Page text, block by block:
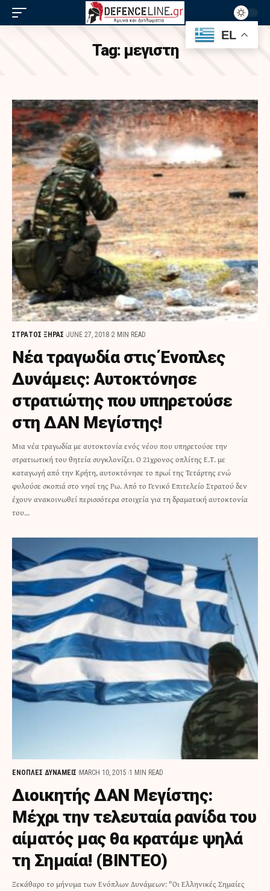
Tag: μεγιστη
ΣΤΡΑΤΟΣ ΞΗΡΑΣ JUNE 27, 2018 2 MIN READ
Νέα τραγωδία στις Ένοπλες
Δυνάμεις: Αυτοκτόνησε
στρατιώτης που υπηρετούσε
στη ΔΑΝ Μεγίστης!
Μια νέα τραγωδία με αυτοκτονία ενός νέου που υπηρετούσε την
στρατιωτική του θητεία συγκλονίζει. Ο 21χρονος οπλίτης Ε.Τ. με
καταγωγή από την Κρήτη, αυτοκτόνησε το πρωί της Τετάρτης ενώ
φυλούσε σκοπιά στο νησί της Ρω. Από το Γενικό Επιτελείο Στρατού δεν
έχουν ανακοινωθεί περισσότερα στοιχεία για τη δραματική αυτοκτονία
του…
ΕΝΟΠΛΕΣ ΔΥΝΑΜΕΙΣ MARCH 10, 2015 1 MIN READ
Διοικητής ΔΑΝ Μεγίστης:
Μέχρι την τελευταία ρανίδα του
αίματός μας θα κρατάμε ψηλά
τη Σημαία! (ΒΙΝΤΕΟ)
Ξεκάθαρο το μήνυμα των Ενόπλων Δυνάμεων: "Οι Ελληνικές Σημαίες
EL